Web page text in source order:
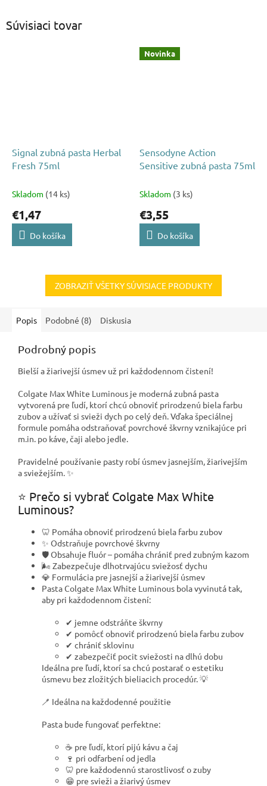
Súvisiaci tovar
Signal zubná pasta Herbal
Fresh 75ml
Skladom (14 ks)
€1,47
Do košíka
Novinka
Sensodyne Action
Sensitive zubná pasta 75ml
Skladom (3 ks)
€3,55
Do košíka
ZOBRAZIŤ VŠETKY SÚVISIACE PRODUKTY
Popis Podobné (8) Diskusia
Podrobný popis
Bielší a žiarivejší úsmev už pri každodennom čistení!
Colgate Max White Luminous je moderná zubná pasta
vytvorená pre ľudí, ktorí chcú obnoviť prirodzenú biela farbu
zubov a užívať si svieži dych po celý deň. Vďaka špeciálnej
formule pomáha odstraňovať povrchové škvrny vznikajúce pri
m.in. po káve, čaji alebo jedle.
Pravidelné používanie pasty robí úsmev jasnejším, žiarivejším
a sviežejším. ✨
⭐ Prečo si vybrať Colgate Max White
Luminous?
🦷 Pomáha obnoviť prirodzenú biela farbu zubov
✨ Odstraňuje povrchové škvrny
🛡 Obsahuje fluór – pomáha chrániť pred zubným kazom
🌬 Zabezpečuje dlhotrvajúcu sviežosť dychu
💎 Formulácia pre jasnejší a žiarivejší úsmev
Pasta Colgate Max White Luminous bola vyvinutá tak,
aby pri každodennom čistení:
✔ jemne odstráňte škvrny
✔ pomôcť obnoviť prirodzenú biela farbu zubov
✔ chrániť sklovinu
✔ zabezpečiť pocit sviežosti na dlhú dobu
Ideálna pre ľudí, ktorí sa chcú postarať o estetiku
úsmevu bez zložitých bieliacich procedúr. 💡
🪥 Ideálna na každodenné použitie
Pasta bude fungovať perfektne:
☕ pre ľudí, ktorí pijú kávu a čaj
🍷 pri odfarbení od jedla
🦷 pre každodennú starostlivosť o zuby
😁 pre svieži a žiarivý úsmev